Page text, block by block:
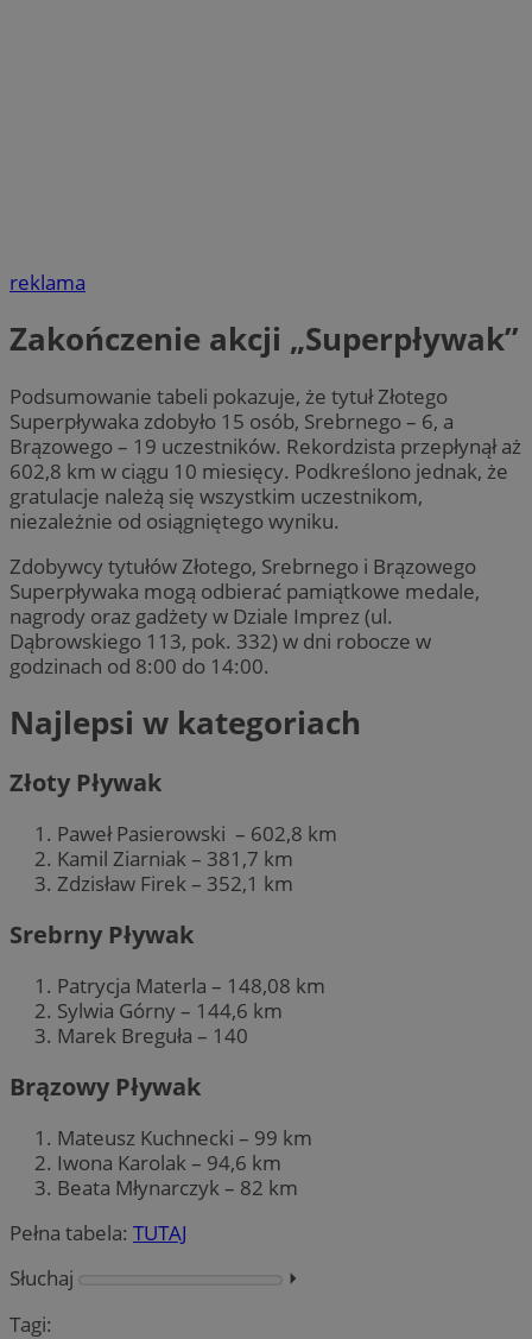
reklama
Zakończenie akcji „Superpływak”
Podsumowanie tabeli pokazuje, że tytuł Złotego
Superpływaka zdobyło 15 osób, Srebrnego – 6, a
Brązowego – 19 uczestników. Rekordzista przepłynął aż
602,8 km w ciągu 10 miesięcy. Podkreślono jednak, że
gratulacje należą się wszystkim uczestnikom,
niezależnie od osiągniętego wyniku.
Zdobywcy tytułów Złotego, Srebrnego i Brązowego
Superpływaka mogą odbierać pamiątkowe medale,
nagrody oraz gadżety w Dziale Imprez (ul.
Dąbrowskiego 113, pok. 332) w dni robocze w
godzinach od 8:00 do 14:00.
Najlepsi w kategoriach
Złoty Pływak
Paweł Pasierowski – 602,8 km
Kamil Ziarniak – 381,7 km
Zdzisław Firek – 352,1 km
Srebrny Pływak
Patrycja Materla – 148,08 km
Sylwia Górny – 144,6 km
Marek Breguła – 140
Brązowy Pływak
Mateusz Kuchnecki – 99 km
Iwona Karolak – 94,6 km
Beata Młynarczyk – 82 km
Pełna tabela: TUTAJ
Słuchaj
⏵︎
Tagi: